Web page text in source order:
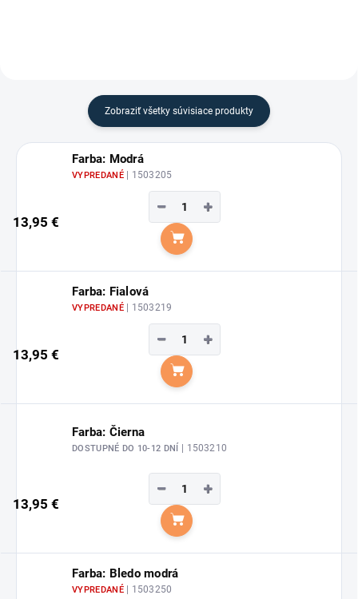
Zobraziť všetky súvisiace produkty
Farba: Modrá
VYPREDANÉ | 1503205
13,95 €
+
−
Do košíka
Farba: Fialová
VYPREDANÉ | 1503219
13,95 €
+
−
Do košíka
Farba: Čierna
DOSTUPNÉ DO 10-12 DNÍ | 1503210
13,95 €
+
−
Do košíka
Farba: Bledo modrá
VYPREDANÉ | 1503250